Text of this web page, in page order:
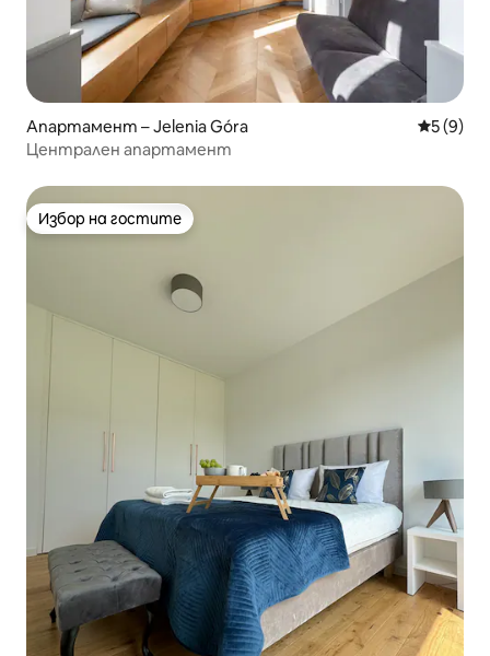
Апартамент – Jelenia Góra Средна
5 (9)
Централен апартамент
Избор на гостите
Избор на гостите